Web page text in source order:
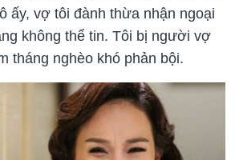
ấy, vợ tôi đành thừa nhận ngoại
không thể tin. Tôi bị người vợ
tháng nghèo khó phản bội.